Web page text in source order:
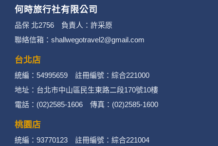
何時旅行社有限公司
品保 北2756 負責人：許采原
聯絡信箱：shallwegotravel2@gmail.com
台北店
統編：54995659 註冊編號：綜合221000
地址：台北市中山區民生東路二段170號10樓
電話：(02)2585-1606 傳真：(02)2585-1600
桃園店
統編：93770123 註冊編號：綜合221004